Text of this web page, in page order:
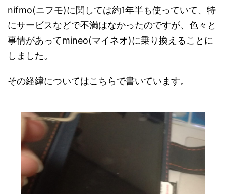
nifmo(ニフモ)に関しては約1年半も使っていて、特
にサービスなどで不満はなかったのですが、色々と
事情があってmineo(マイネオ)に乗り換えることに
しました。
その経緯についてはこちらで書いています。